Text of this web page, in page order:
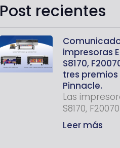
Post recientes
impresoras
S8170,
tres premios
Pinnacle.
Las
S8170, F20070
Leer más